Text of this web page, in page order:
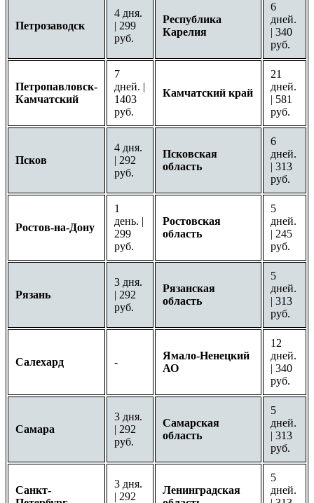
Петрозаводск
4 дня.
| 299
руб.
Республика
Карелия
6
дней.
| 340
руб.
Петропавловск-
Камчатский
7
дней. |
1403
руб.
Камчатский край
21
дней.
| 581
руб.
Псков
4 дня.
| 292
руб.
Псковская
область
6
дней.
| 313
руб.
Ростов-на-Дону
1
день. |
299
руб.
Ростовская
область
5
дней.
| 245
руб.
Рязань
3 дня.
| 292
руб.
Рязанская
область
5
дней.
| 313
руб.
Салехард -
Ямало-Ненецкий
АО
12
дней.
| 340
руб.
Самара
3 дня.
| 292
руб.
Самарская
область
5
дней.
| 313
руб.
Санкт-
3 дня.
| 292
Ленинградская
5
дней.